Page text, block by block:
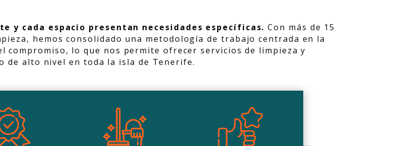
y cada espacio presentan necesidades específicas. Con más de 15
hemos consolidado una metodología de trabajo centrada en la
compromiso, lo que nos permite ofrecer servicios de limpieza y
de alto nivel en toda la isla de Tenerife.